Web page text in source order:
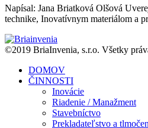
Napísal: Jana Briatková Olšová
technike, Inovatívnym materiálom a
©2019 BriaInvenia, s.r.o. Všetky
DOMOV
ČINNOSTI
Inovácie
Riadenie / Manažment
Stavebníctvo
Prekladateľstvo a